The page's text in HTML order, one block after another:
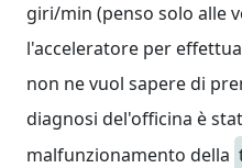
giri/min (penso solo alle
l'acceleratore per
non ne vuol sapere di
diagnosi del'officina è
malfunzionamento della